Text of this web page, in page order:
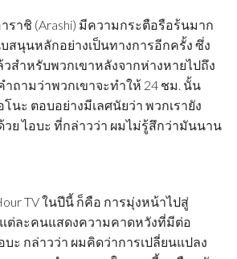
าชิ (Arashi) มีความกระตือรือร้นมาก
สนุนหลักอย่างเป็นทางการอีกครั้ง ซึ่ง
วสำหรับพวกเขาหลังจากห่างหายไปถึง
ำถามว่าพวกเขาจะทำให้ 24 ชม. นั้น
นะ ตอบอย่างมีเลศนัยว่า พวกเรายัง
ย ไอบะ ที่กล่าวว่า ผมไม่รู้สึกว่ามันนาน
TV ในปีนี้ ก็คือ การมุ่งหน้าไปสู่
ต่ละคนแสดงความคาดหวังที่มีต่อ
ะ กล่าวว่า ผมคิดว่าการเปลี่ยนแปลง